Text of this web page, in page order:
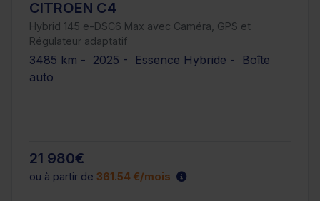
CITROEN C4
Hybrid 145 e-DSC6 Max avec Caméra, GPS et
Régulateur adaptatif
3485 km - 2025 - Essence Hybride - Boîte
auto
21 980€
ou à partir de 361.54 €/mois